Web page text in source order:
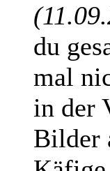
du
mal
in der
Bilder